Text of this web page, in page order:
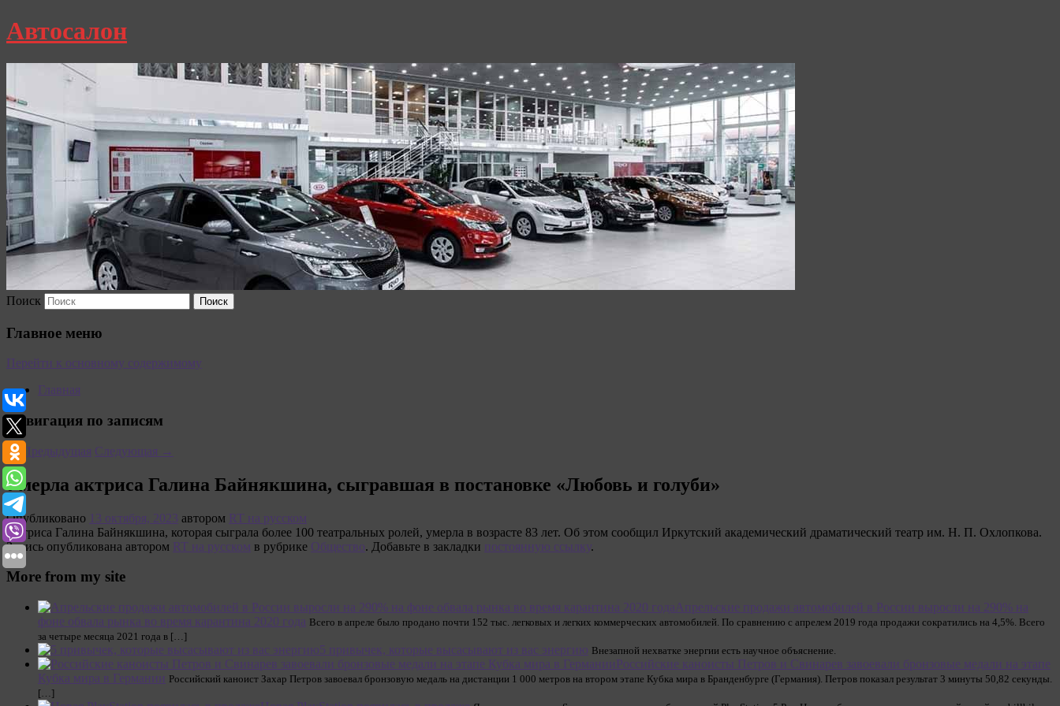
Автосалон
Поиск
Главное меню
Перейти к основному содержимому
Главная
Навигация по записям
←Предыдущая Следующая →
Умерла актриса Галина Байнякшина, сыгравшая в постановке «Любовь и голуби»
Опубликовано 13 октября, 2023 автором RT на русском
Актриса Галина Байнякшина, которая сыграла более 100 театральных ролей, умерла в возрасте 83 лет. Об этом сообщил Иркутский академический драматический театр им. Н. П. Охлопкова.
Запись опубликована автором RT на русском в рубрике Общество. Добавьте в закладки постоянную ссылку.
More from my site
Апрельские продажи автомобилей в России выросли на 290% на
фоне обвала рынка во время карантина 2020 года Всего в апреле было продано почти 152 тыс. легковых и легких коммерческих автомобилей. По сравнению с апрелем 2019 года продажи сократились на 4,5%. Всего
за четыре месяца 2021 года в […]
5 привычек, которые высасывают из вас энергию Внезапной нехватке энергии есть научное объяснение.
Российские каноисты Петров и Свинарев завоевали бронзовые медали на этапе
Кубка мира в Германии Российский каноист Захар Петров завоевал бронзовую медаль на дистанции 1 000 метров на втором этапе Кубка мира в Бранденбурге (Германия). Петров показал результат 3 минуты 50,82 секунды.
[…]